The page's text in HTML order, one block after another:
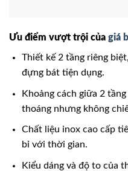
Ưu điểm vượt trội của giá
Thiết kế 2 tầng riêng
đựng bát tiện dụng.
Khoảng cách giữa 2
thoáng nhưng không
Chất liệu inox cao cấp
bỉ với thời gian.
Kiểu dáng và độ to của